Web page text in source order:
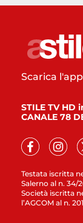
Testata iscritta
Salerno al n. 34/
Società iscritta
l’AGCOM al n.
Scarica
STILE TV HD
CANALE 78